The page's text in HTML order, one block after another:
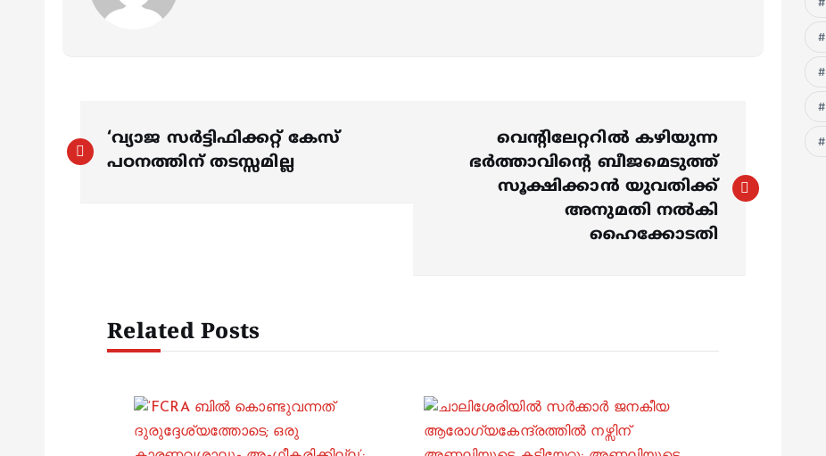
P
o
‘വ്യാജ സര്‍ട്ടിഫിക്കറ്റ് കേസ്
പഠനത്തിന് തടസ്സമില്ല
വെന്‍റിലേറ്ററിൽ കഴിയുന്ന
ഭർത്താവിന്‍റെ ബീജമെടുത്ത്
സൂക്ഷിക്കാൻ യുവതിക്ക്
അനുമതി നൽകി
ഹൈക്കോടതി
Related Posts